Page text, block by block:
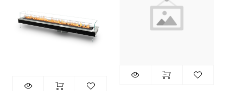
5
Настільні біокаміни
24